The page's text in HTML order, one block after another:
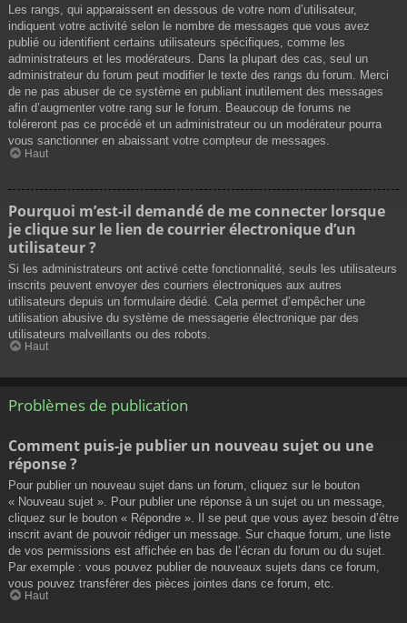
Les rangs, qui apparaissent en dessous de votre nom d’utilisateur,
indiquent votre activité selon le nombre de messages que vous avez
publié ou identifient certains utilisateurs spécifiques, comme les
administrateurs et les modérateurs. Dans la plupart des cas, seul un
administrateur du forum peut modifier le texte des rangs du forum. Merci
de ne pas abuser de ce système en publiant inutilement des messages
afin d’augmenter votre rang sur le forum. Beaucoup de forums ne
toléreront pas ce procédé et un administrateur ou un modérateur pourra
vous sanctionner en abaissant votre compteur de messages.
Haut
Pourquoi m’est-il demandé de me connecter lorsque
je clique sur le lien de courrier électronique d’un
utilisateur ?
Si les administrateurs ont activé cette fonctionnalité, seuls les utilisateurs
inscrits peuvent envoyer des courriers électroniques aux autres
utilisateurs depuis un formulaire dédié. Cela permet d’empêcher une
utilisation abusive du système de messagerie électronique par des
utilisateurs malveillants ou des robots.
Haut
Problèmes de publication
Comment puis-je publier un nouveau sujet ou une
réponse ?
Pour publier un nouveau sujet dans un forum, cliquez sur le bouton
« Nouveau sujet ». Pour publier une réponse à un sujet ou un message,
cliquez sur le bouton « Répondre ». Il se peut que vous ayez besoin d’être
inscrit avant de pouvoir rédiger un message. Sur chaque forum, une liste
de vos permissions est affichée en bas de l’écran du forum ou du sujet.
Par exemple : vous pouvez publier de nouveaux sujets dans ce forum,
vous pouvez transférer des pièces jointes dans ce forum, etc.
Haut